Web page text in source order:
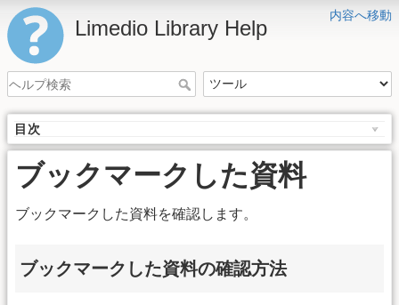
内容へ移動
Limedio Library Help
目次
ブックマークした資料
ブックマークした資料を確認します。
ブックマークした資料の確認方法